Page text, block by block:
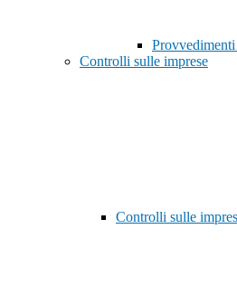
Controlli sulle imprese
Controlli sulle